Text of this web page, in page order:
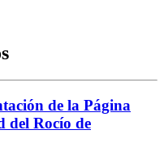
de la Página
del Rocío de